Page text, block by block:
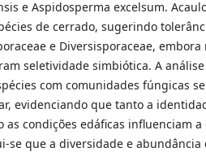
e Aspidosperma excelsum.
de cerrado, sugerindo
e Diversisporaceae,
seletividade simbiótica. A
com comunidades fúngicas
evidenciando que tanto a
as condições edáficas influenciam
se que a diversidade e abundância